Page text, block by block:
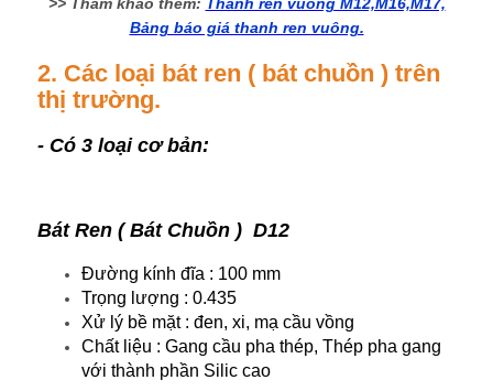
Bảng báo giá thanh ren vuông.
2. Các loại bát ren ( bát chuồn ) trên
thị trường.
- Có 3 loại cơ bản:
Bát Ren ( Bát Chuồn ) D12
Đường kính đĩa : 100 mm
Trọng lượng : 0.435
Xử lý bề mặt : đen, xi, mạ cầu vồng
Chất liệu : Gang cầu pha thép, Thép pha gang
với thành phần Silic cao